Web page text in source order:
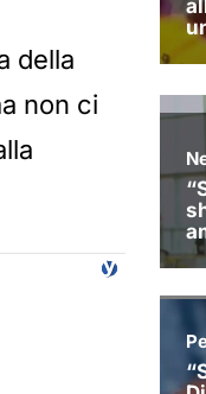
della
non ci